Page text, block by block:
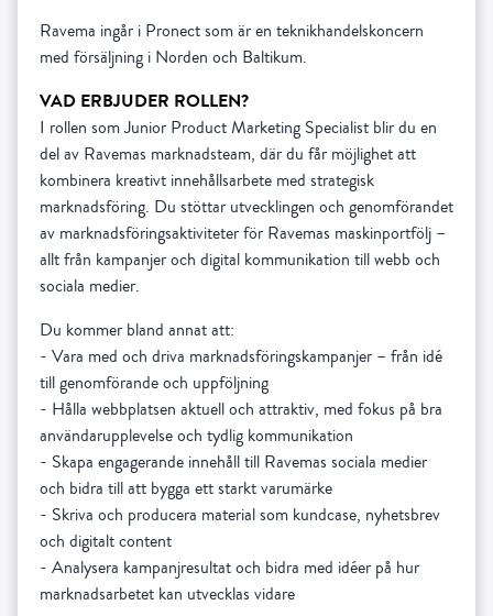
Ravema ingår i Pronect som är en teknikhandelskoncern
med försäljning i Norden och Baltikum.
VAD ERBJUDER ROLLEN?
I rollen som Junior Product Marketing Specialist blir du en
del av Ravemas marknadsteam, där du får möjlighet att
kombinera kreativt innehållsarbete med strategisk
marknadsföring. Du stöttar utvecklingen och genomförandet
av marknadsföringsaktiviteter för Ravemas maskinportfölj –
allt från kampanjer och digital kommunikation till webb och
sociala medier.
Du kommer bland annat att:
- Vara med och driva marknadsföringskampanjer – från idé
till genomförande och uppföljning
- Hålla webbplatsen aktuell och attraktiv, med fokus på bra
användarupplevelse och tydlig kommunikation
- Skapa engagerande innehåll till Ravemas sociala medier
och bidra till att bygga ett starkt varumärke
- Skriva och producera material som kundcase, nyhetsbrev
och digitalt content
- Analysera kampanjresultat och bidra med idéer på hur
marknadsarbetet kan utvecklas vidare